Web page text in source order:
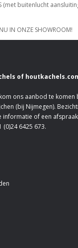
(met buitenlucht
IN ONZE SHOWROOM!
of
ons aanbod te komen
(bij Nijmegen).
of een
(0)24 6425 673.